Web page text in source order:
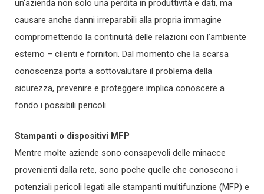
un'azienda non solo una perdita in produttività e dati, ma
causare anche danni irreparabili alla propria immagine
compromettendo la continuità delle relazioni con l’ambiente
esterno – clienti e fornitori. Dal momento che la scarsa
conoscenza porta a sottovalutare il problema della
sicurezza, prevenire e proteggere implica conoscere a
fondo i possibili pericoli.
Stampanti o dispositivi MFP
Mentre molte aziende sono consapevoli delle minacce
provenienti dalla rete, sono poche quelle che conoscono i
potenziali pericoli legati alle stampanti multifunzione (MFP) e